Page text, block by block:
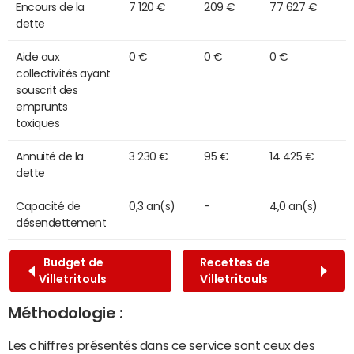
Encours de la
dette
7 120 € 209 € 77 627 €
Aide aux
collectivités ayant
souscrit des
emprunts
toxiques
0 € 0 € 0 €
Annuité de la
dette
3 230 € 95 € 14 425 €
Capacité de
désendettement
0,3 an(s) - 4,0 an(s)
Budget de
Villetritouls
Recettes de
Villetritouls
Méthodologie :
Les chiffres présentés dans ce service sont ceux des